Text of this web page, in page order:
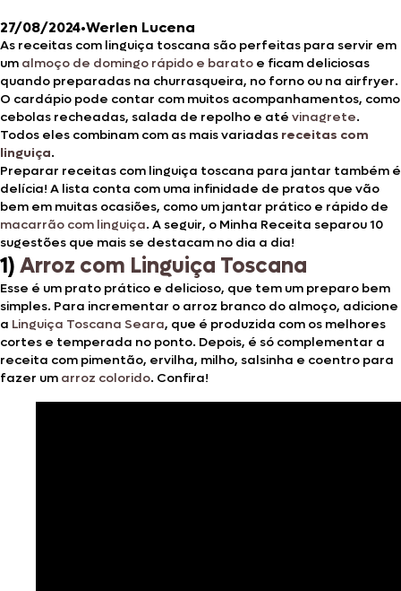
27/08/2024•Werlen Lucena
As receitas com linguiça toscana são perfeitas para servir em
um almoço de domingo rápido e barato e ficam deliciosas
quando preparadas na churrasqueira, no forno ou na airfryer.
O cardápio pode contar com muitos acompanhamentos, como
cebolas recheadas, salada de repolho e até vinagrete.
Todos eles combinam com as mais variadas receitas com
linguiça.
Preparar receitas com linguiça toscana para jantar também é
delícia! A lista conta com uma infinidade de pratos que vão
bem em muitas ocasiões, como um jantar prático e rápido de
macarrão com linguiça. A seguir, o Minha Receita separou 10
sugestões que mais se destacam no dia a dia!
1)Arroz com Linguiça Toscana
Esse é um prato prático e delicioso, que tem um preparo bem
simples. Para incrementar o arroz branco do almoço, adicione
a Linguiça Toscana Seara, que é produzida com os melhores
cortes e temperada no ponto. Depois, é só complementar a
receita com pimentão, ervilha, milho, salsinha e coentro para
fazer um arroz colorido. Confira!